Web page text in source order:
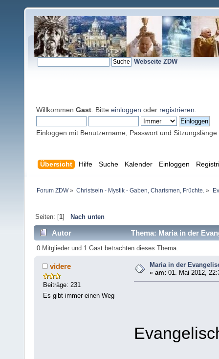
Webseite ZDW
Willkommen Gast . Bitte einloggen oder registrieren
Einloggen mit Benutzername, Passwort und Sitzungslänge
Übersicht Hilfe Suche Kalender Einloggen
Forum ZDW» Christsein - Mystik - Gaben, Charismen, Früchte. »
Seiten: [1] Nach unten
Autor Thema: Maria in der
0 Mitglieder und 1 Gast betrachten dieses Thema.
videre
Beiträge: 231
Es gibt immer einen Weg
Maria in der
«am: 01. Mai 2012,